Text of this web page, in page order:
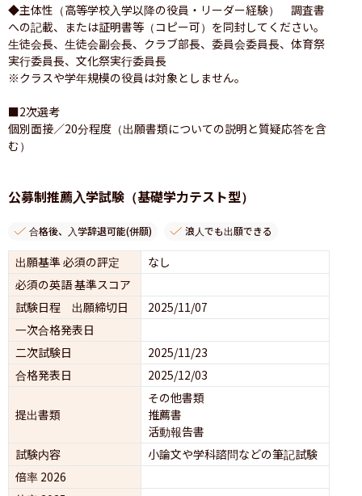
◆主体性（高等学校入学以降の役員・リーダー経験）　調査書
への記載、または証明書等（コピー可）を同封してください。
生徒会長、生徒会副会長、クラブ部長、委員会委員長、体育祭
実行委員長、文化祭実行委員長
※クラスや学年規模の役員は対象としません。
■2次選考
個別面接／20分程度（出願書類についての説明と質疑応答を含
む）
公募制推薦入学試験（基礎学力テスト型）
合格後、入学辞退可能(併願) 浪人でも出願できる
出願基準 必須の評定
なし
必須の英語 基準スコア
試験日程 出願締切日
2025/11/07
一次合格発表日
二次試験日
2025/11/23
合格発表日
2025/12/03
提出書類
その他書類
推薦書
活動報告書
試験内容
小論文や学科諮問などの筆記試験
倍率 2026